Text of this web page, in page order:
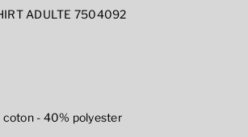
ADULTE 7504092
coton - 40% polyester